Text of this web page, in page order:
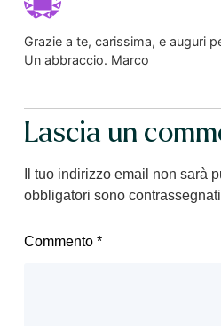
Grazie a te, carissima, e auguri
Un abbraccio. Marco
Lascia un
Il tuo indirizzo email non sarà
obbligatori sono contrassegnati
Commento *